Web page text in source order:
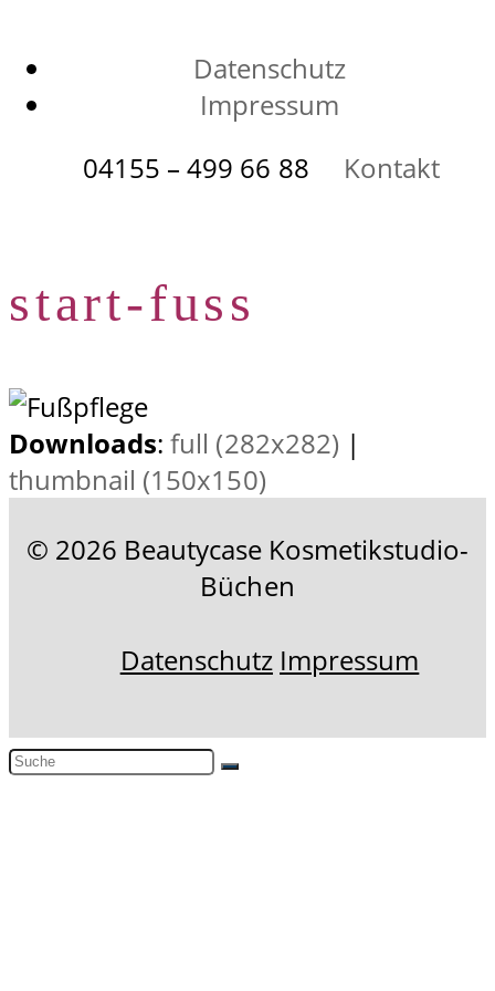
Datenschutz
Impressum
04155 – 499 66 88
Kontakt
start-fuss
Downloads:full (282x282) |
thumbnail (150x150)
© 2026 Beautycase Kosmetikstudio-
Büchen
Datenschutz Impressum